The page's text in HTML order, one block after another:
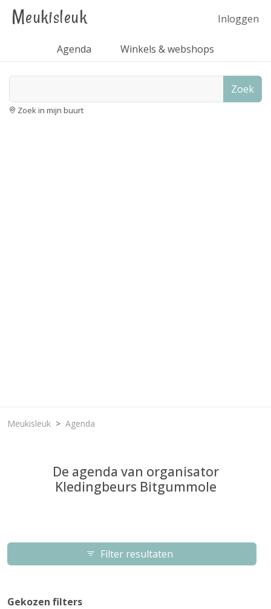
Meukisleuk Inloggen
Agenda Winkels & webshops
Zoek
Zoek in mijn buurt
Meukisleuk Agenda
De agenda van organisator
Kledingbeurs Bitgummole
Filter resultaten
Gekozen filters